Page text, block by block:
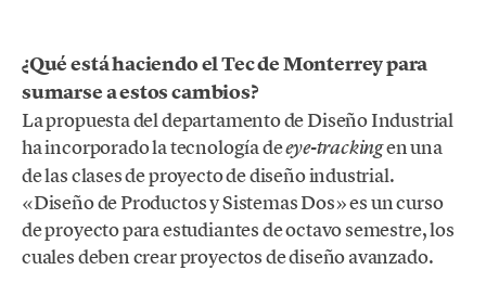
¿Qué está haciendo el Tec de Monterrey para
sumarse a estos cambios?
La propuesta del departamento de Diseño Industrial
ha incorporado la tecnología deeye-trackingen una
de las clases de proyecto de diseño industrial.
«Diseño de Productos y Sistemas Dos» es un curso
de proyecto para estudiantes de octavo semestre, los
cuales deben crear proyectos de diseño avanzado.